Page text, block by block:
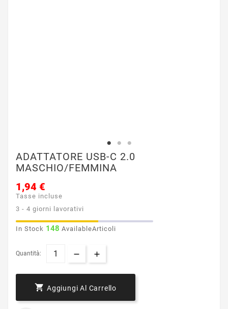
ADATTATORE USB-C 2.0
MASCHIO/FEMMINA
1,94 €
Tasse incluse
3 - 4 giorni lavorativi
In Stock 148 AvailableArticoli
Quantità:
 Aggiungi Al Carrello